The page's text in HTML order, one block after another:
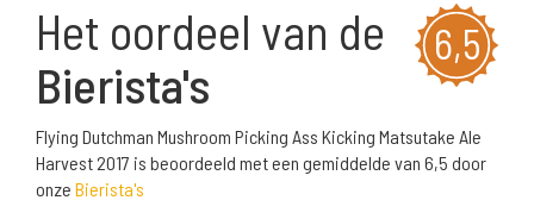
6,5
Het oordeel van de
Bierista's
Flying Dutchman Mushroom Picking Ass Kicking Matsutake Ale
Harvest 2017 is beoordeeld met een gemiddelde van 6,5 door
onze Bierista's